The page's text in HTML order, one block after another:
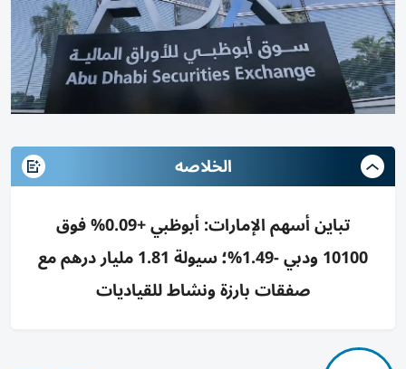
الخلاصه
تباين أسهم الإمارات: أبوظبي +0.09% فوق
10100 ودبي -1.49%؛ سيولة 1.81 مليار درهم مع
صفقات بارزة ونشاط للقياديات